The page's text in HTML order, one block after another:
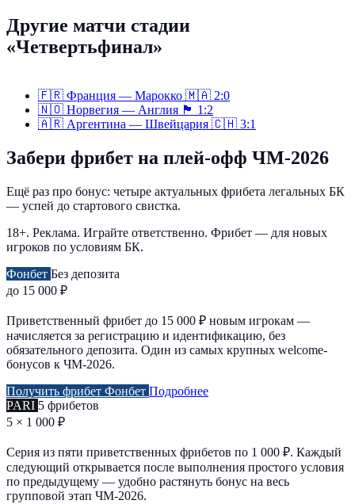
Другие матчи стадии
«Четвертьфинал»
🇫🇷 Франция — Марокко 🇲🇦 2:0
🇳🇴 Норвегия — Англия 🏴󠁧󠁢󠁥󠁮󠁧󠁿 1:2
🇦🇷 Аргентина — Швейцария 🇨🇭 3:1
Забери фрибет на плей-офф ЧМ-2026
Ещё раз про бонус: четыре актуальных фрибета легальных БК
— успей до стартового свистка.
18+. Реклама. Играйте ответственно. Фрибет — для новых
игроков по условиям БК.
Фонбет Без депозита
до 15 000 ₽
Приветственный фрибет до 15 000 ₽ новым игрокам —
начисляется за регистрацию и идентификацию, без
обязательного депозита. Один из самых крупных welcome-
бонусов к ЧМ-2026.
Получить фрибет Фонбет Подробнее
PARI 5 фрибетов
5 × 1 000 ₽
Серия из пяти приветственных фрибетов по 1 000 ₽. Каждый
следующий открывается после выполнения простого условия
по предыдущему — удобно растянуть бонус на весь
групповой этап ЧМ-2026.